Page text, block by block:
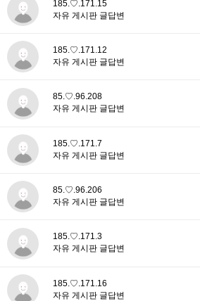
185.♡.171.15
자유 게시판 글답변
185.♡.171.12
자유 게시판 글답변
85.♡.96.208
자유 게시판 글답변
185.♡.171.7
자유 게시판 글답변
85.♡.96.206
자유 게시판 글답변
185.♡.171.3
자유 게시판 글답변
185.♡.171.16
자유 게시판 글답변